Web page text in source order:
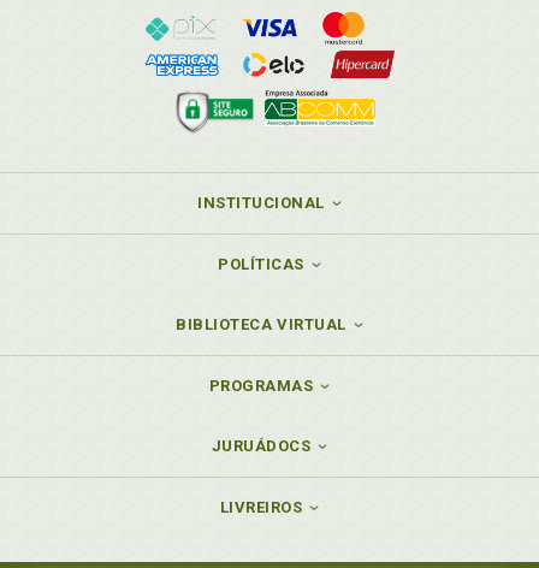
INSTITUCIONAL
POLÍTICAS
BIBLIOTECA VIRTUAL
PROGRAMAS
JURUÁDOCS
LIVREIROS